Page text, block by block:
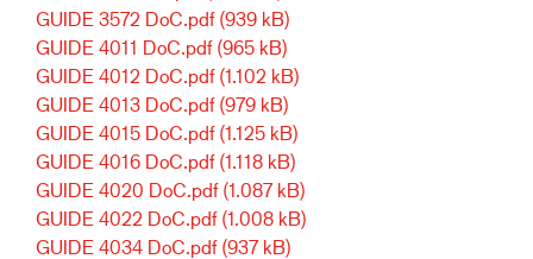
GUIDE 3572 DoC.pdf (939 kB)
GUIDE 4011 DoC.pdf (965 kB)
GUIDE 4012 DoC.pdf (1.102 kB)
GUIDE 4013 DoC.pdf (979 kB)
GUIDE 4015 DoC.pdf (1.125 kB)
GUIDE 4016 DoC.pdf (1.118 kB)
GUIDE 4020 DoC.pdf (1.087 kB)
GUIDE 4022 DoC.pdf (1.008 kB)
GUIDE 4034 DoC.pdf (937 kB)